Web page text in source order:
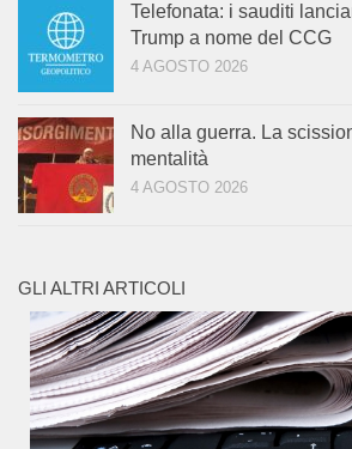
Telefonata: i sauditi
Trump a nome del CCG
4 AGOSTO 2026
No alla guerra. La
mentalità
4 AGOSTO 2026
GLI ALTRI ARTICOLI